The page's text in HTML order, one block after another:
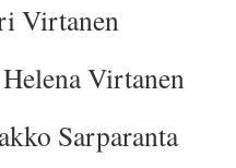
Virtanen
Virtanen
Sarparanta